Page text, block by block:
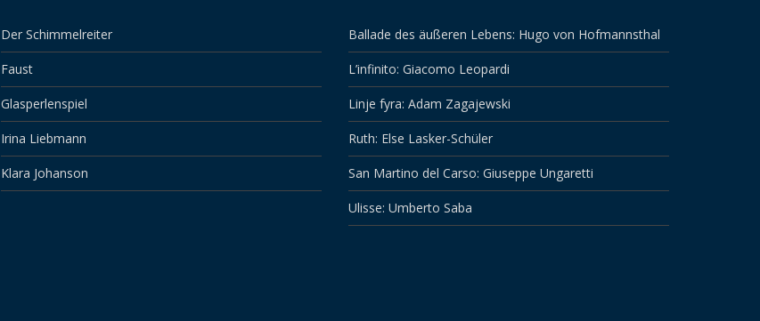
Der Schimmelreiter
Faust
Glasperlenspiel
Irina Liebmann
Klara Johanson
Ballade des äußeren Lebens: Hugo von Hofmannsthal
L’infinito: Giacomo Leopardi
Linje fyra: Adam Zagajewski
Ruth: Else Lasker-Schüler
San Martino del Carso: Giuseppe Ungaretti
Ulisse: Umberto Saba